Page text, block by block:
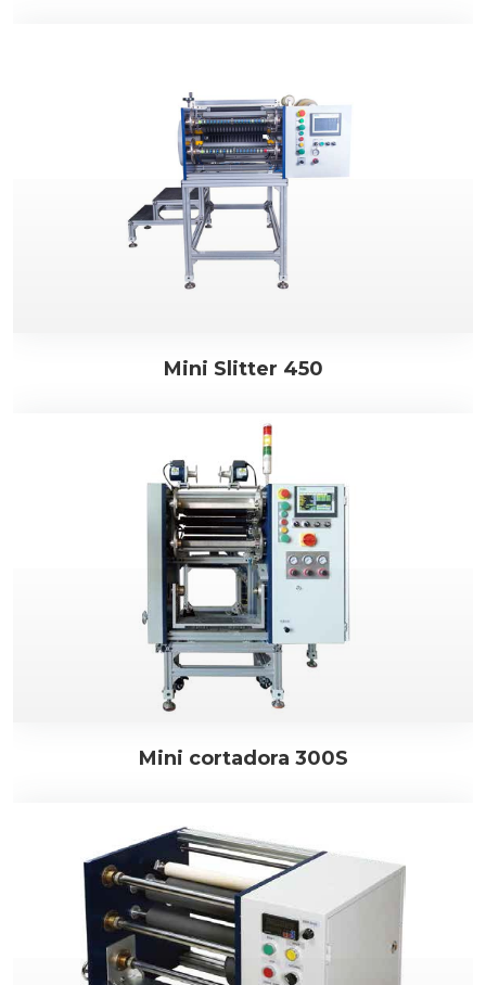
Mini Slitter 450
Mini cortadora 300S